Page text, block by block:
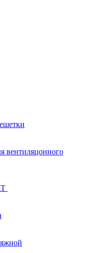
вентиляцонного